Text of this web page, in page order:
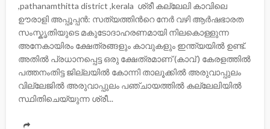
,pathanamthitta district ,kerala ശ്രീ കല്ലേലി കാവിലെ
ഊരാളി അപ്പൂപ്പൻ: സത്യത്തിന്‍റെ നേര്‍ വഴി ആർഷഭാരത
സംസ്കൃതിയുടെ മകുടോദാഹരണമായി നിലകൊള്ളുന്ന
അനേകായിരം ക്ഷേത്രങ്ങളും കാവുകളും ഇന്ത്യയിൽ ഉണ്ട്.
അതിൽ പ്രധാനപ്പെട്ട ഒരു ക്ഷേത്രമാണ് (കാവ് ) കേരളത്തിൽ
പത്തനംതിട്ട ജില്ലയിൽ കോന്നി താലൂക്കിൽ അരുവാപ്പുലം
വില്ലേജിൽ അരുവാപ്പുലം പഞ്ചായത്തിൽ കല്ലേലിയില്‍
സ്ഥിതിചെയ്യുന്ന ശ്രീ...